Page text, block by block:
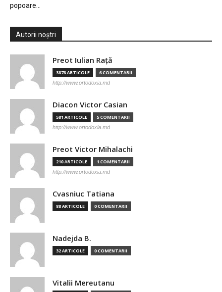
popoare…
Autorii noștri
Preot Iulian Raţă
3878 ARTICOLE 6 COMENTARII
http://www.ortodoxia.md
Diacon Victor Casian
581 ARTICOLE 5 COMENTARII
http://www.ortodoxia.md
Preot Victor Mihalachi
210 ARTICOLE 1 COMENTARII
http://www.ortodoxia.md
Cvasniuc Tatiana
88 ARTICOLE 0 COMENTARII
Nadejda B.
32 ARTICOLE 0 COMENTARII
Vitalii Mereutanu